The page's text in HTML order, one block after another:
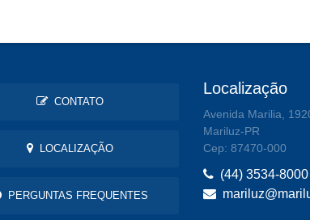
CONTATO
LOCALIZAÇÃO
PERGUNTAS FREQUENTES
Localização
Avenida Marilia,
Mariluz-PR
Cep: 87470-000
(44) 3534-8000